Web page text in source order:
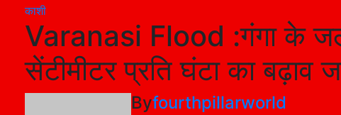
काशी
Varanasi Flood :गंगा के
सेंटीमीटर प्रति घंटा का बढ़ाव
Byfourthpillarworld